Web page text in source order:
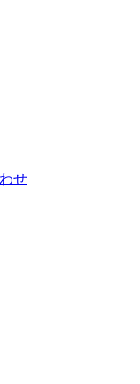
せ